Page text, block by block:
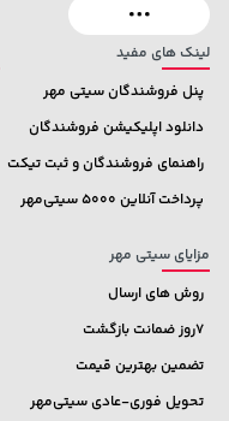
لینک های مفید
پنل فروشندگان سیتی مهر
دانلود اپلیکیشن فروشندگان
راهنمای فروشندگان و ثبت تیکت
پرداخت آنلاین 5000 سیتی‌مهر
مزایای سیتی مهر
روش های ارسال
7روز ضمانت بازگشت
تضمین بهترین قیمت
تحویل فوری-عادی سیتی‌مهر